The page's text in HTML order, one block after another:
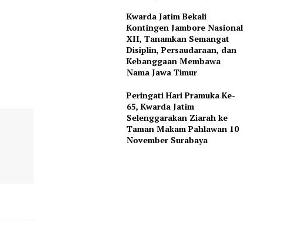
Kwarda Jatim Bekali
Kontingen Jambore Nasional
XII, Tanamkan Semangat
Disiplin, Persaudaraan, dan
Kebanggaan Membawa
Nama Jawa Timur
Peringati Hari Pramuka Ke-
65, Kwarda Jatim
Selenggarakan Ziarah ke
Taman Makam Pahlawan 10
November Surabaya